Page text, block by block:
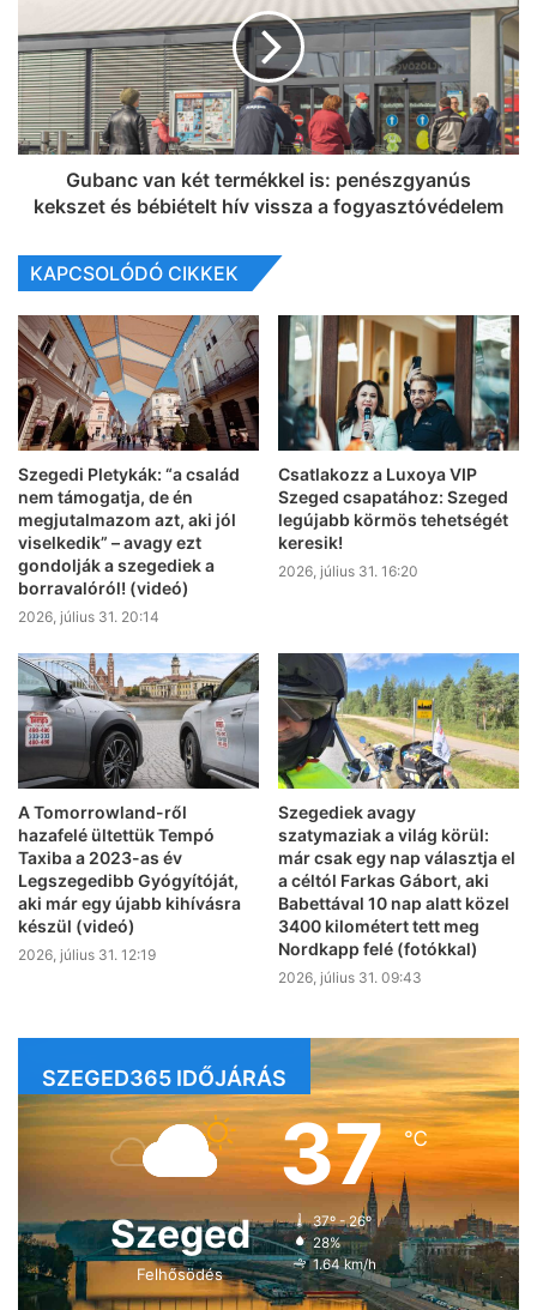
Gubanc van két termékkel is: penészgyanús
kekszet és bébiételt hív vissza a fogyasztóvédelem
KAPCSOLÓDÓ CIKKEK
Szegedi Pletykák: “a család
nem támogatja, de én
megjutalmazom azt, aki jól
viselkedik” – avagy ezt
gondolják a szegediek a
borravalóról! (videó)
2026, július 31. 20:14
Csatlakozz a Luxoya VIP
Szeged csapatához: Szeged
legújabb körmös tehetségét
keresik!
2026, július 31. 16:20
A Tomorrowland-ről
hazafelé ültettük Tempó
Taxiba a 2023-as év
Legszegedibb Gyógyítóját,
aki már egy újabb kihívásra
készül (videó)
2026, július 31. 12:19
Szegediek avagy
szatymaziak a világ körül:
már csak egy nap választja el
a céltól Farkas Gábort, aki
Babettával 10 nap alatt közel
3400 kilométert tett meg
Nordkapp felé (fotókkal)
2026, július 31. 09:43
SZEGED365 IDŐJÁRÁS
Szeged
Felhősödés
37℃
37º - 26º
28%
1.64 km/h